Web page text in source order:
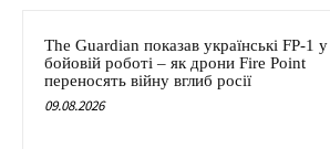
The Guardian показав українські FP-1 у
бойовій роботі – як дрони Fire Point
переносять війну вглиб росії
09.08.2026